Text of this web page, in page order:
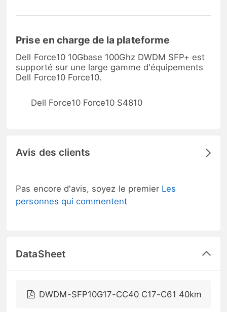
Prise en charge de la plateforme
Dell Force10 10Gbase 100Ghz DWDM SFP+ est
supporté sur une large gamme d'équipements
Dell Force10 Force10.
Dell Force10 Force10 S4810
Avis des clients
Pas encore d'avis, soyez le premier Les
personnes qui commentent
DataSheet
DWDM-SFP10G17-CC40 C17-C61 40km